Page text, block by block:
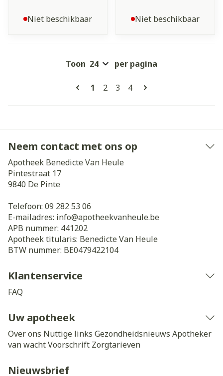
Niet beschikbaar Niet beschikbaar
Pagina's
U lees momenteel pagina
1 Pagina
2 Pagina
3 Pagina
4
Toon per pagina
Neem contact met ons op
Apotheek Benedicte Van Heule
Pintestraat 17
9840 De Pinte
Telefoon: 09 282 53 06
E-mailadres: info@apotheekvanheule.be
APB nummer: 441202
Apotheek titularis: Benedicte Van Heule
BTW nummer: BE0479422104
Klantenservice
FAQ
Uw apotheek
Over ons Nuttige links Gezondheidsnieuws Apotheker
van wachtVoorschrift Zorgtarieven
Nieuwsbrief